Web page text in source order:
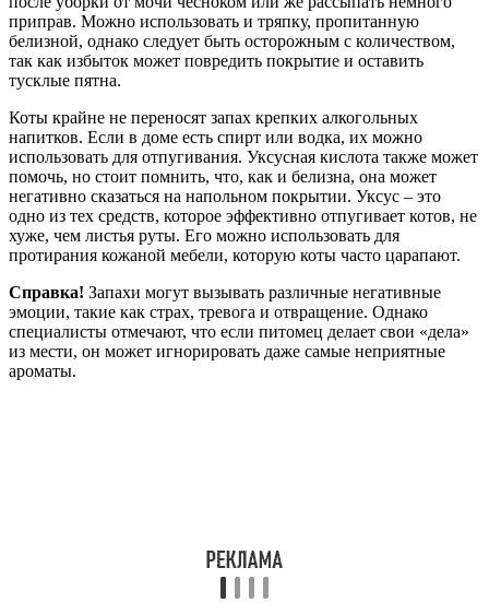
приправ. Можно использовать и тряпку, пропитанную
белизной, однако следует быть осторожным с количеством,
так как избыток может повредить покрытие и оставить
тусклые пятна.
Коты крайне не переносят запах крепких алкогольных
напитков. Если в доме есть спирт или водка, их можно
использовать для отпугивания. Уксусная кислота также может
помочь, но стоит помнить, что, как и белизна, она может
негативно сказаться на напольном покрытии. Уксус – это
одно из тех средств, которое эффективно отпугивает котов, не
хуже, чем листья руты. Его можно использовать для
протирания кожаной мебели, которую коты часто царапают.
Справка! Запахи могут вызывать различные негативные
эмоции, такие как страх, тревога и отвращение. Однако
специалисты отмечают, что если питомец делает свои «дела»
из мести, он может игнорировать даже самые неприятные
ароматы.